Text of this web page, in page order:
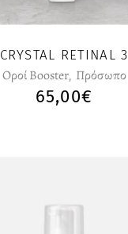
CRYSTAL RETINAL 3
Οροί Booster, Πρόσωπο
65,00€